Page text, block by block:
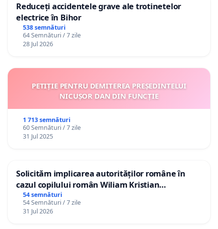
Reduceți accidentele grave ale trotinetelor
electrice în Bihor
538 semnături
64 Semnături / 7 zile
28 Jul 2026
PETIȚIE PENTRU DEMITEREA PREȘEDINTELUI
NICUȘOR DAN DIN FUNCȚIE
1 713 semnături
60 Semnături / 7 zile
31 Jul 2025
Solicităm implicarea autorităților române în
cazul copilului român Wiliam Kristian
Gheorghe, aflat în plasament în Danemarca de
12 ani
54 semnături
54 Semnături / 7 zile
31 Jul 2026